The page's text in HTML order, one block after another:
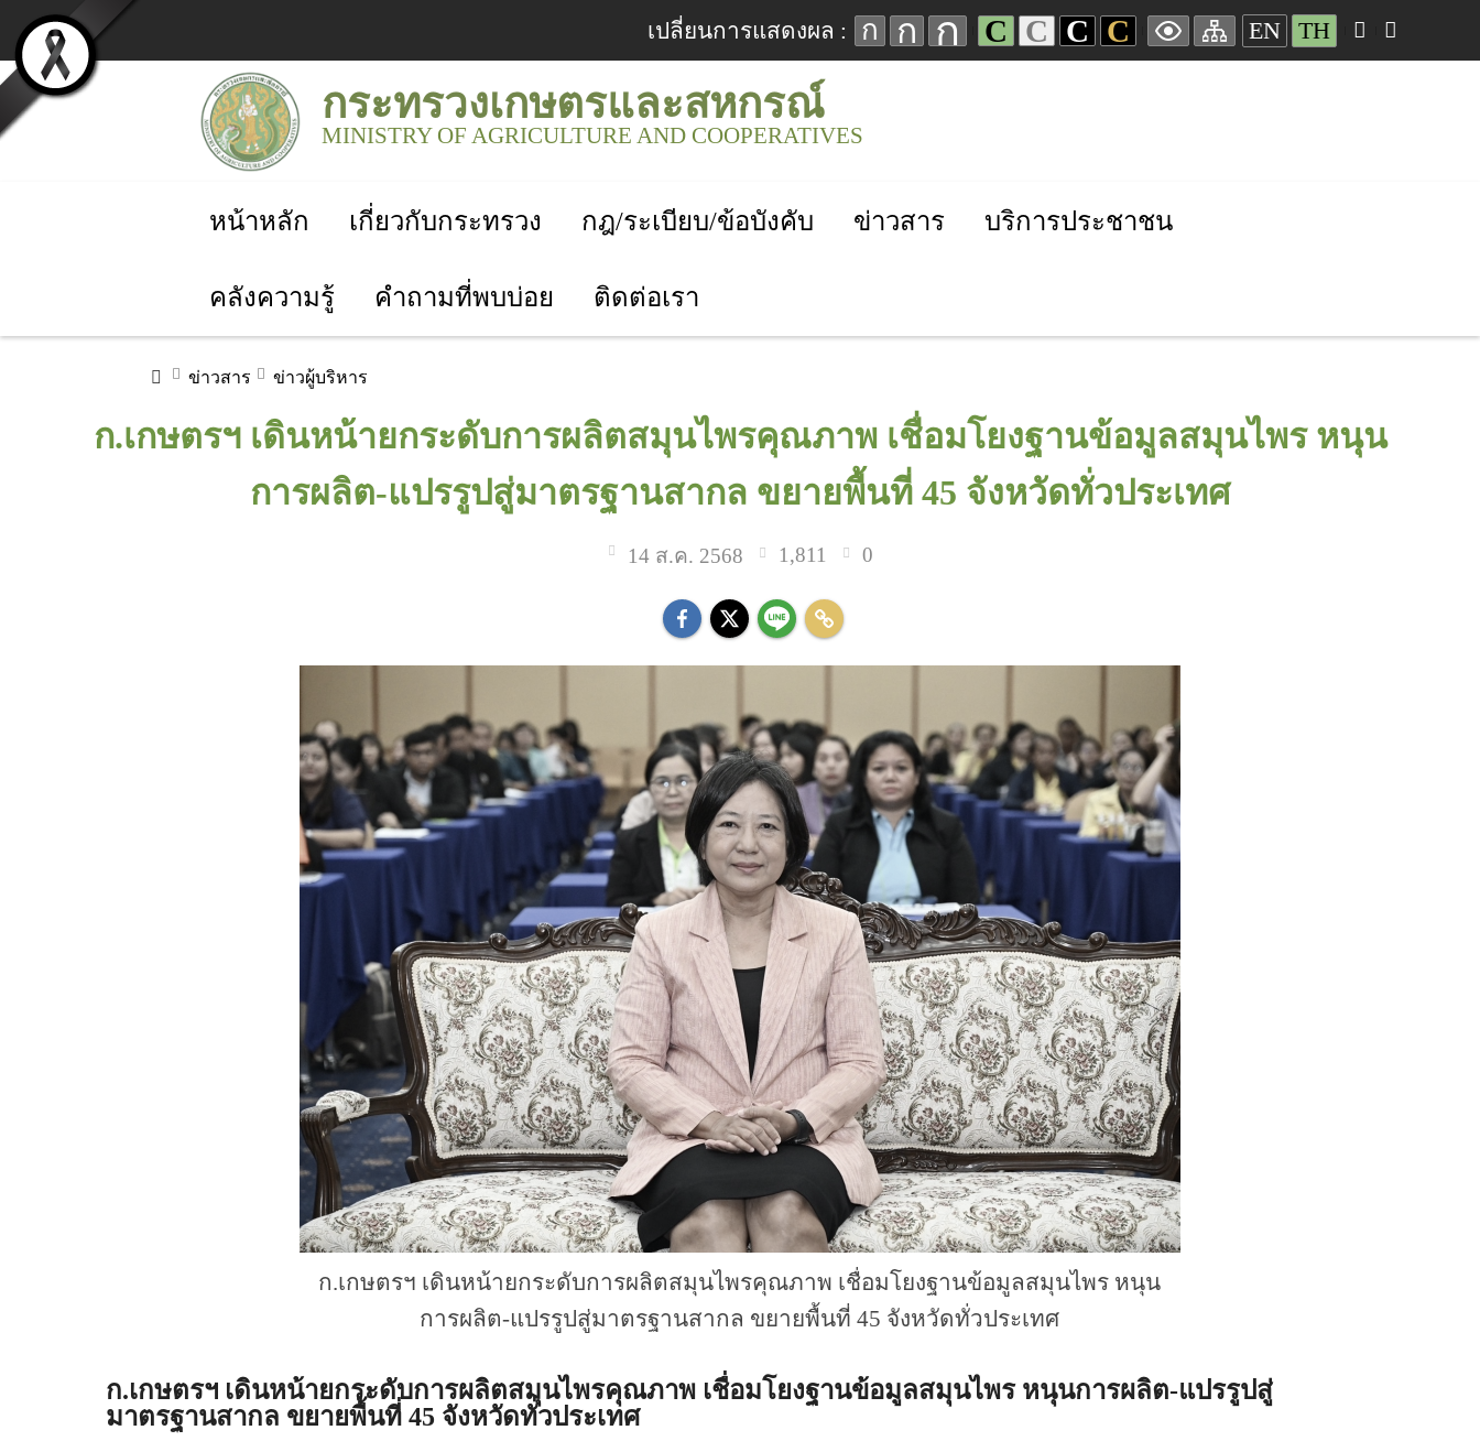
เปลี่ยนการแสดงผล : ก ก ก C C C C EN TH
กระทรวงเกษตรและสหกรณ์
MINISTRY OF AGRICULTURE AND COOPERATIVES
หน้าหลัก เกี่ยวกับกระทรวง กฎ/ระเบียบ/ข้อบังคับ ข่าวสาร บริการประชาชน
คลังความรู้ คำถามที่พบบ่อย ติดต่อเรา
ข่าวสาร ข่าวผู้บริหาร
ก.เกษตรฯ เดินหน้ายกระดับการผลิตสมุนไพรคุณภาพ เชื่อมโยงฐานข้อมูลสมุนไพร หนุน
การผลิต-แปรรูปสู่มาตรฐานสากล ขยายพื้นที่ 45 จังหวัดทั่วประเทศ
14 ส.ค. 2568 1,811 0
ก.เกษตรฯ เดินหน้ายกระดับการผลิตสมุนไพรคุณภาพ เชื่อมโยงฐานข้อมูลสมุนไพร หนุน
การผลิต-แปรรูปสู่มาตรฐานสากล ขยายพื้นที่ 45 จังหวัดทั่วประเทศ
ก.เกษตรฯ เดินหน้ายกระดับการผลิตสมุนไพรคุณภาพ เชื่อมโยงฐานข้อมูลสมุนไพร หนุนการผลิต-แปรรูปสู่
มาตรฐานสากล ขยายพื้นที่ 45 จังหวัดทั่วประเทศ